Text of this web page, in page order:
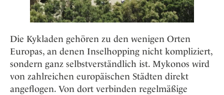
Schweden
Spanien
Schweiz
USA
Die Kykladen gehören zu den wenigen Orten
Europas, an denen Inselhopping nicht kompliziert,
sondern ganz selbstverständlich ist. Mykonos wird
von zahlreichen europäischen Städten direkt
angeflogen. Von dort verbinden regelmäßige